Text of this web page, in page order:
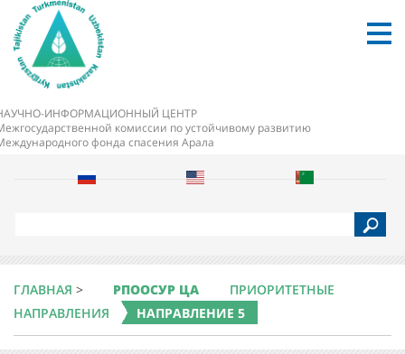
ИНФОРМАЦИОННЫЙ ЦЕНТР
комиссии по устойчивому развитию
фонда спасения Арала
r
h
ГЛАВНАЯ > РПООСУР ЦА
ПРИОРИТЕТНЫЕ
НАПРАВЛЕНИЯ
НАПРАВЛЕНИЕ 5